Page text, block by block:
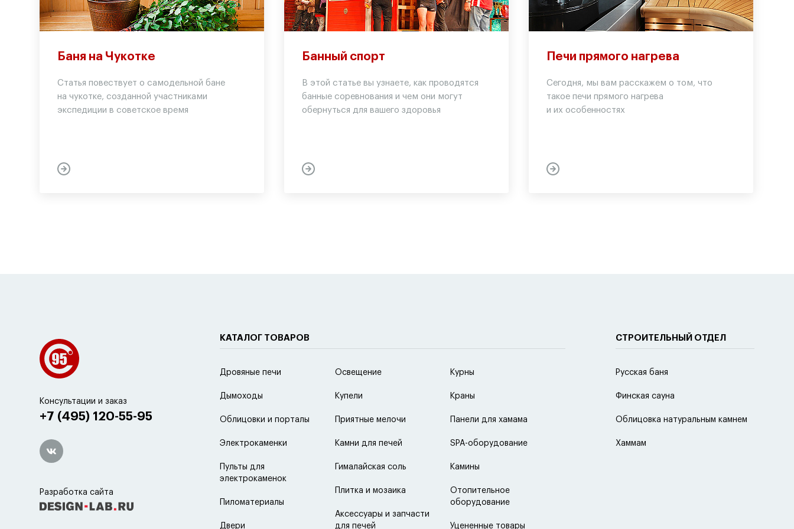
Баня на Чукотке
Статья повествует о самодельной бане
на чукотке, созданной участниками
экспедиции в советское время
Банный спорт
В этой статье вы узнаете, как проводятся
банные соревнования и чем они могут
обернуться для вашего здоровья
Печи прямого нагрева
Сегодня, мы вам расскажем о том, что
такое печи прямого нагрева
и их особенностях
Консультации и заказ
+7 (495) 120-55-95
Разработка сайта
КАТАЛОГ ТОВАРОВ
Дровяные печи
Дымоходы
Облицовки и порталы
Электрокаменки
Пульты для
электрокаменок
Пиломатериалы
Двери
Освещение
Купели
Приятные мелочи
Камни для печей
Гималайская соль
Плитка и мозаика
Аксессуары и запчасти
для печей
Курны
Краны
Панели для хамама
SPA-оборудование
Камины
Отопительное
оборудование
Уцененные товары
СТРОИТЕЛЬНЫЙ ОТДЕЛ
Русская баня
Финская сауна
Облицовка натуральным камнем
Хаммам